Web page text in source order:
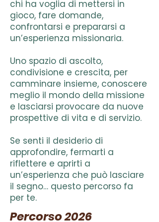
chi ha voglia di mettersi in
gioco, fare domande,
confrontarsi e prepararsi a
un’esperienza missionaria.
Uno spazio di ascolto,
condivisione e crescita, per
camminare insieme, conoscere
meglio il mondo della missione
e lasciarsi provocare da nuove
prospettive di vita e di servizio.
Se senti il desiderio di
approfondire, fermarti a
riflettere e aprirti a
un’esperienza che può lasciare
il segno… questo percorso fa
per te.
Percorso 2026